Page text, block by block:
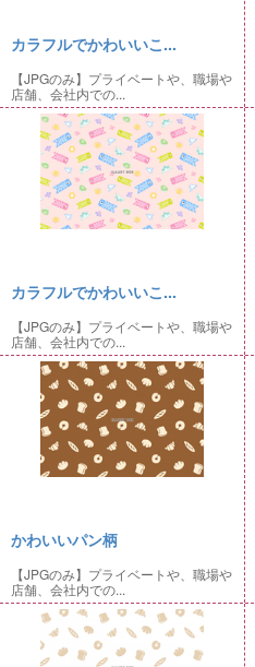
カラフルでかわいいこ...
【JPGのみ】プライベートや、職場や
店舗、会社内での...
カラフルでかわいいこ...
【JPGのみ】プライベートや、職場や
店舗、会社内での...
かわいいパン柄
【JPGのみ】プライベートや、職場や
店舗、会社内での...